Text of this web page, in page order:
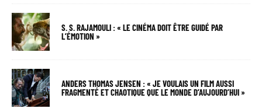
S. S. RAJAMOULI : « LE CINÉMA DOIT ÊTRE GUIDÉ PAR
L’ÉMOTION »
ANDERS THOMAS JENSEN : « JE VOULAIS UN FILM AUSSI
FRAGMENTÉ ET CHAOTIQUE QUE LE MONDE D’AUJOURD’HUI »